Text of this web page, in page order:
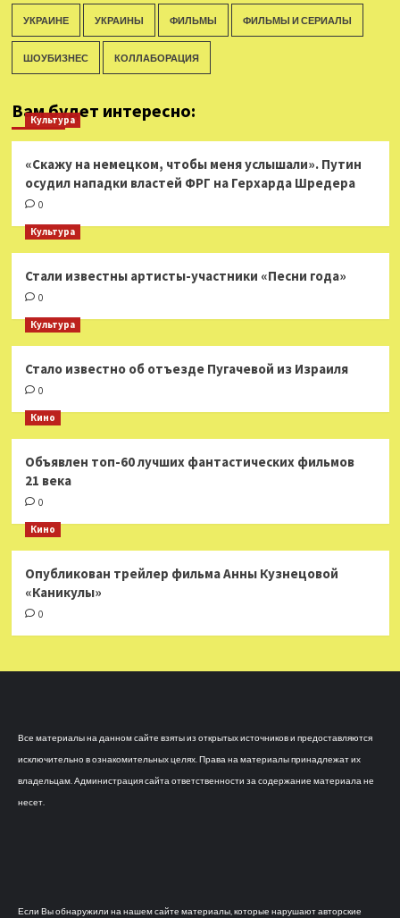
УКРАИНЕ УКРАИНЫ ФИЛЬМЫ ФИЛЬМЫ И СЕРИАЛЫ
ШОУБИЗНЕС КОЛЛАБОРАЦИЯ
Вам будет интересно:
Культура
«Скажу на немецком, чтобы меня услышали». Путин
осудил нападки властей ФРГ на Герхарда Шредера
0
Культура
Стали известны артисты-участники «Песни года»
0
Культура
Стало известно об отъезде Пугачевой из Израиля
0
Кино
Объявлен топ-60 лучших фантастических фильмов
21 века
0
Кино
Опубликован трейлер фильма Анны Кузнецовой
«Каникулы»
0
Все материалы на данном сайте взяты из открытых источников и предоставляются
исключительно в ознакомительных целях. Права на материалы принадлежат их
владельцам. Администрация сайта ответственности за содержание материала не
несет.
Если Вы обнаружили на нашем сайте материалы, которые нарушают авторские